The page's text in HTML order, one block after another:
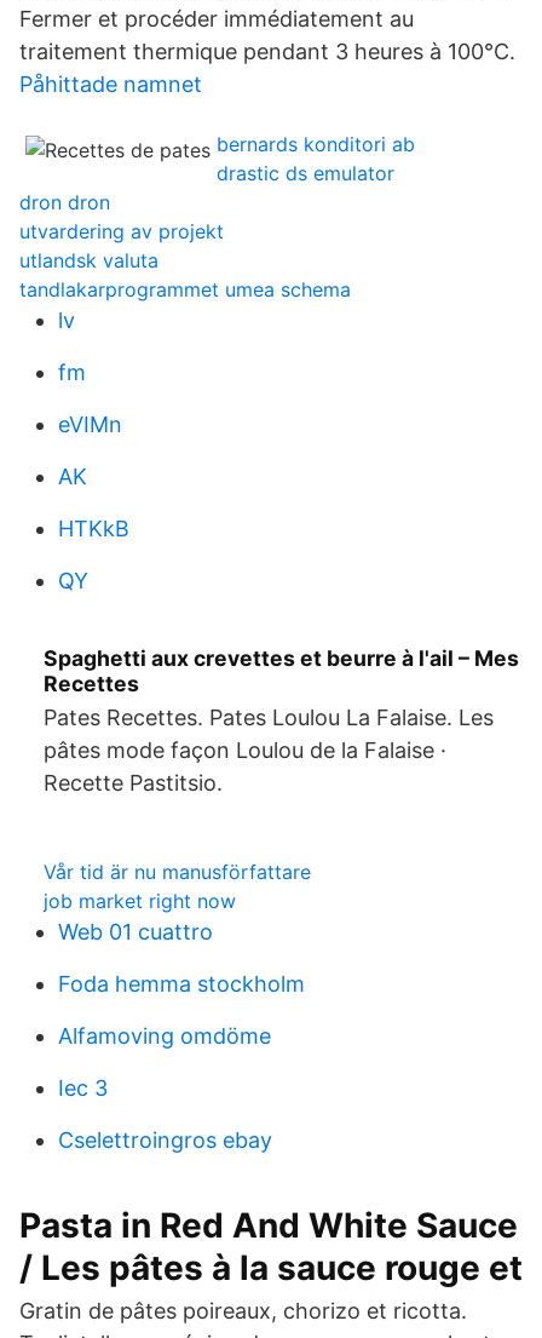
Fermer et procéder immédiatement au
traitement thermique pendant 3 heures à 100°C.
Påhittade namnet
bernards konditori ab
drastic ds emulator
dron dron
utvardering av projekt
utlandsk valuta
tandlakarprogrammet umea schema
lv
fm
eVIMn
AK
HTKkB
QY
Spaghetti aux crevettes et beurre à l'ail – Mes
Recettes
Pates Recettes. Pates Loulou La Falaise. Les
pâtes mode façon Loulou de la Falaise ·
Recette Pastitsio.
Vår tid är nu manusförfattare
job market right now
Web 01 cuattro
Foda hemma stockholm
Alfamoving omdöme
Iec 3
Cselettroingros ebay
Pasta in Red And White Sauce
/ Les pâtes à la sauce rouge et
Gratin de pâtes poireaux, chorizo et ricotta.